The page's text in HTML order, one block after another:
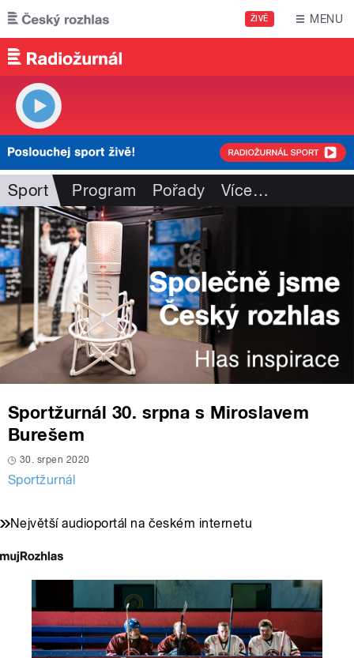
Přejít k hlavnímu obsahu
ŽIVĚ MENU
Sport Program Pořady Více…
Sportžurnál 30. srpna s Miroslavem
Burešem
30. srpen 2020
Sportžurnál
Největší audioportál na českém internetu